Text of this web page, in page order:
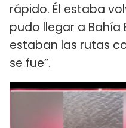
rápido. Él estaba
pudo llegar a Bahía
estaban las rutas
se fue”.